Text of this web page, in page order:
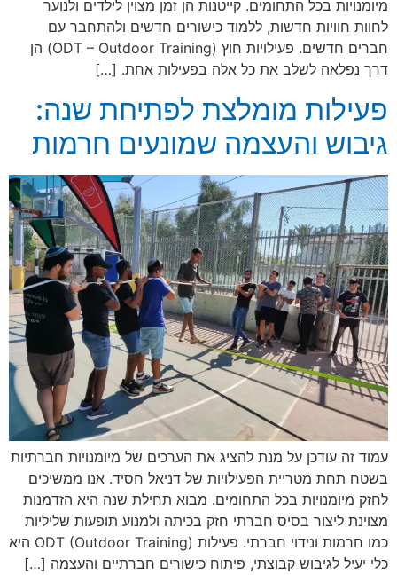
מיומנויות בכל התחומים. קייטנות הן זמן מצוין לילדים ולנוער
לחוות חוויות חדשות, ללמוד כישורים חדשים ולהתחבר עם
חברים חדשים. פעילויות חוץ (ODT – Outdoor Training) הן
דרך נפלאה לשלב את כל אלה בפעילות אחת. […]
פעילות מומלצת לפתיחת שנה:
גיבוש והעצמה שמונעים חרמות
עמוד זה עודכן על מנת להציג את הערכים של מיומנויות חברתיות
בשטח תחת מטריית הפעילויות של דניאל חסיד. אנו ממשיכים
לחזק מיומנויות בכל התחומים. מבוא תחילת שנה היא הזדמנות
מצוינת ליצור בסיס חברתי חזק בכיתה ולמנוע תופעות שליליות
כמו חרמות ונידוי חברתי. פעילות ODT (Outdoor Training) היא
כלי יעיל לגיבוש קבוצתי, פיתוח כישורים חברתיים והעצמה […]